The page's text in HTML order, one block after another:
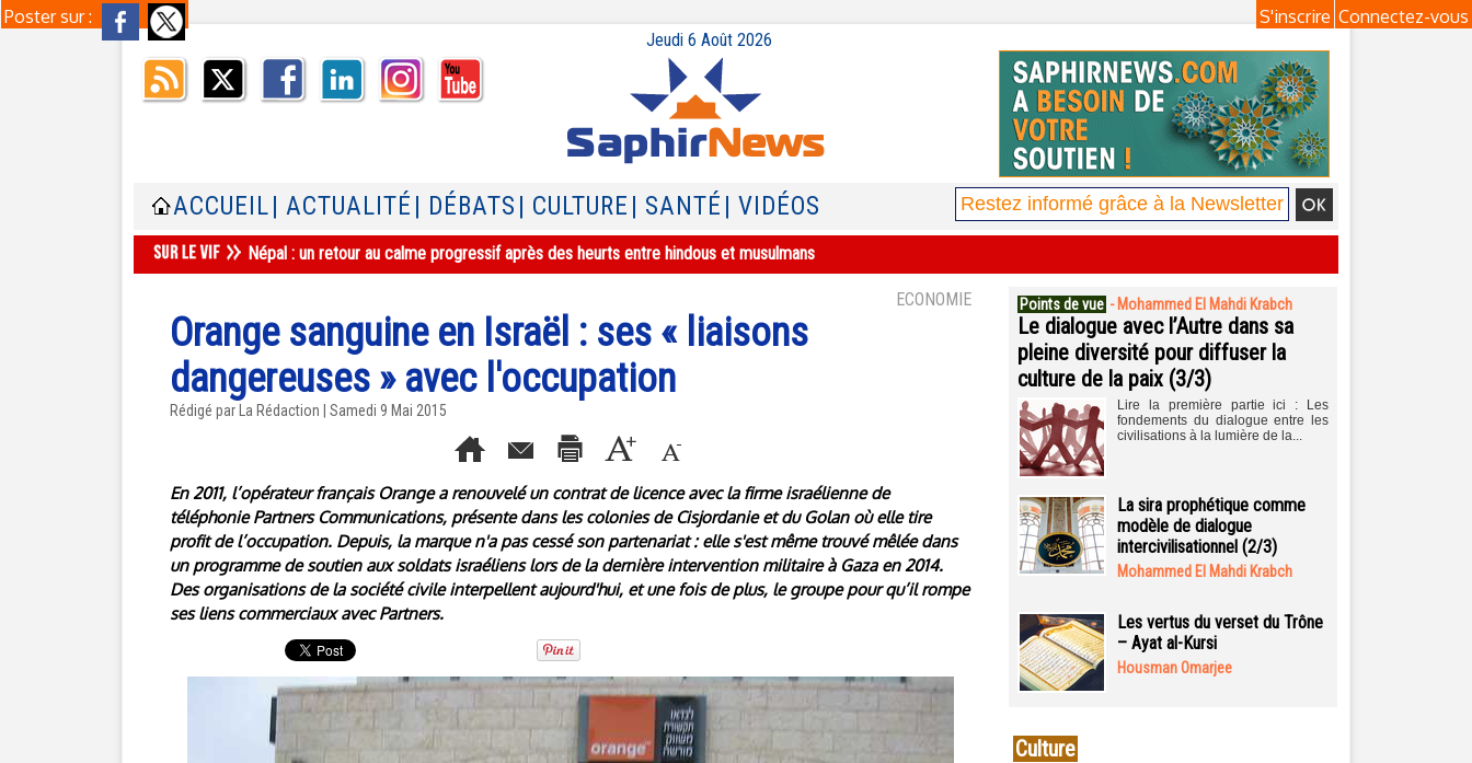
Poster sur : Connectez-vous
S'inscrire
Jeudi 6 Août 2026
ACCUEIL | ACTUALITÉ | DÉBATS | CULTURE | SANTÉ | VIDÉOS
Népal : un retour au calme progressif après des heurts entre hindous et musulmans
ECONOMIE
Orange sanguine en Israël : ses « liaisons
dangereuses » avec l'occupation
Rédigé par La Rédaction | Samedi 9 Mai 2015
En 2011, l’opérateur français Orange a renouvelé un contrat de licence avec la firme israélienne de
téléphonie Partners Communications, présente dans les colonies de Cisjordanie et du Golan où elle tire
profit de l’occupation. Depuis, la marque n'a pas cessé son partenariat : elle s'est même trouvé mêlée dans
un programme de soutien aux soldats israéliens lors de la dernière intervention militaire à Gaza en 2014.
Des organisations de la société civile interpellent aujourd'hui, et une fois de plus, le groupe pour qu’il rompe
ses liens commerciaux avec Partners.
Points de vue - Mohammed El Mahdi Krabch
Le dialogue avec l’Autre dans sa
pleine diversité pour diffuser la
culture de la paix (3/3)
Lire la première partie ici : Les
fondements du dialogue entre les
civilisations à la lumière de la...
La sira prophétique comme
modèle de dialogue
intercivilisationnel (2/3)
Mohammed El Mahdi Krabch
Les vertus du verset du Trône
– Ayat al-Kursi
Housman Omarjee
Culture